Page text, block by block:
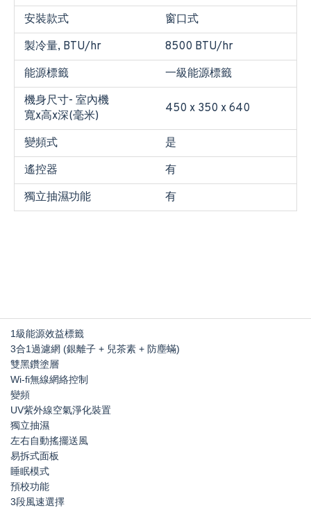
安裝款式
窗口式
製冷量, BTU/hr
8500 BTU/hr
能源標籤
一級能源標籤
機身尺寸- 室內機
寬x高x深(毫米)
450 x 350 x 640
變頻式
是
遙控器
有
獨立抽濕功能
有
1級能源效益標籤
3合1過濾網 (銀離子 + 兒茶素 + 防塵蟎)
雙黑鑽塗層
Wi-fi無線網絡控制
變頻
UV紫外線空氣淨化裝置
獨立抽濕
左右自動搖擺送風
易拆式面板
睡眠模式
預校功能
3段風速選擇